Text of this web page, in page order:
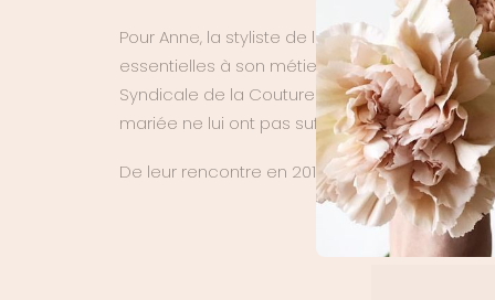
Pour Anne, la styliste de la Maison Anne de
essentielles à son métier. De là est née
Syndicale de la Couture Parisienne et ses
mariée ne lui ont pas suffi, et elle a choisi de
De leur rencontre en 2015 est née la Maison